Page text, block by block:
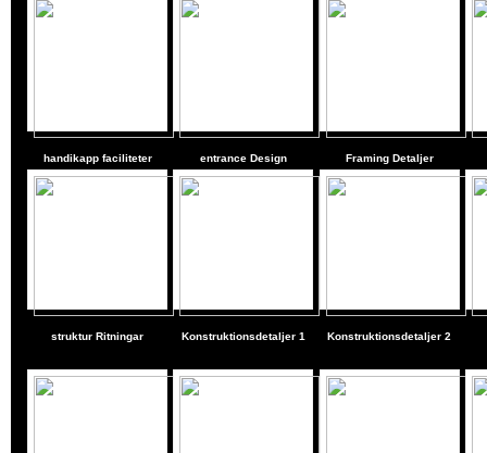
handikapp faciliteter entrance Design Framing Detaljer
struktur Ritningar Konstruktionsdetaljer 1 Konstruktionsdetaljer 2